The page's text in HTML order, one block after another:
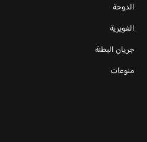
الدوحة
الغويرية
جريان البطنة
منوعات